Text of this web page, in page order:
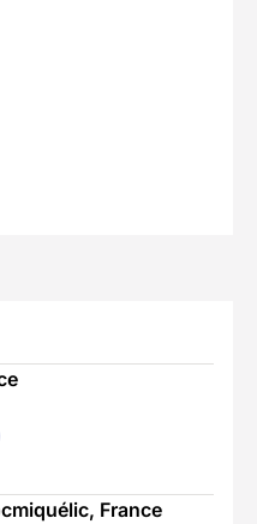
France